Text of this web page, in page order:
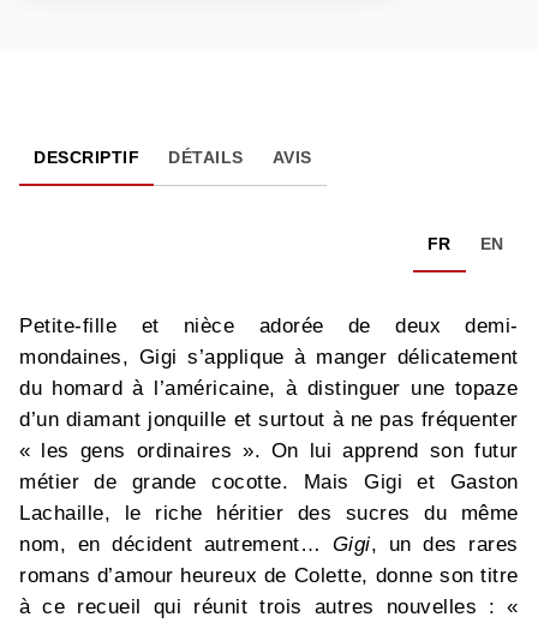
DESCRIPTIF DÉTAILS AVIS
FR EN
Petite-fille et nièce adorée de deux demi-
mondaines, Gigi s’applique à manger délicatement
du homard à l’américaine, à distinguer une topaze
d’un diamant jonquille et surtout à ne pas fréquenter
« les gens ordinaires ». On lui apprend son futur
métier de grande cocotte. Mais Gigi et Gaston
Lachaille, le riche héritier des sucres du même
nom, en décident autrement… Gigi, un des rares
romans d’amour heureux de Colette, donne son titre
à ce recueil qui réunit trois autres nouvelles : «